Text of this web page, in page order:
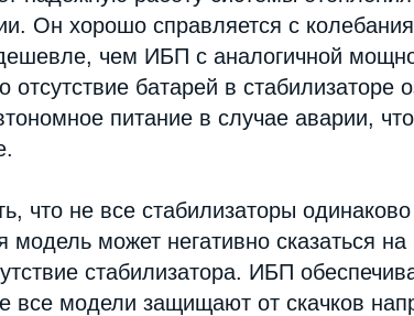
Он хорошо справляется с
чем ИБП с аналогичной
отсутствие батарей в стабилизаторе
питание в случае аварии,
что не все стабилизаторы
модель может негативно сказаться
стабилизатора. ИБП
все модели защищают от скачков